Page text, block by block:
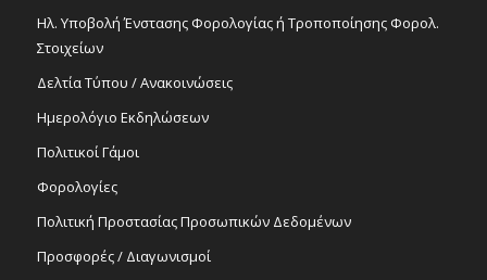
Ηλ. Υποβολή Ένστασης Φορολογίας ή Τροποποίησης Φορολ.
Στοιχείων
Δελτία Τύπου / Ανακοινώσεις
Ημερολόγιο Εκδηλώσεων
Πολιτικοί Γάμοι
Φορολογίες
Πολιτική Προστασίας Προσωπικών Δεδομένων
Προσφορές / Διαγωνισμοί